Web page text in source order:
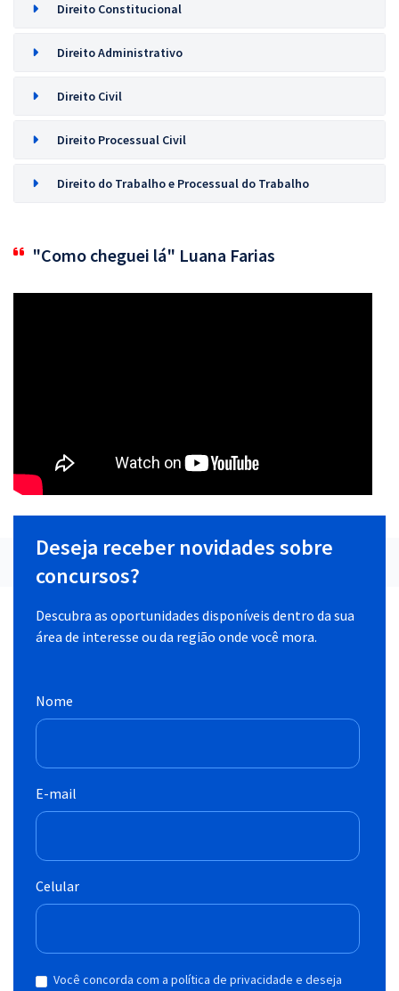
Direito Constitucional
Direito Administrativo
Direito Civil
Direito Processual Civil
Direito do Trabalho e Processual do Trabalho
"Como cheguei lá" Luana Farias
Deseja receber novidades sobre
concursos?
Descubra as oportunidades disponíveis dentro da sua
área de interesse ou da região onde você mora.
Nome
E-mail
Celular
Você concorda com a política de privacidade e deseja